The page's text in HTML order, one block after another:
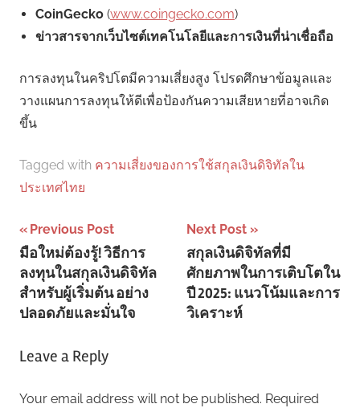
CoinGecko (www.coingecko.com)
ข่าวสารจากเว็บไซต์เทคโนโลยีและการเงินที่น่าเชื่อถือ
การลงทุนในคริปโตมีความเสี่ยงสูง โปรดศึกษาข้อมูลและ
วางแผนการลงทุนให้ดีเพื่อป้องกันความเสียหายที่อาจเกิด
ขึ้น
Tagged with ความเสี่ยงของการใช้สกุลเงินดิจิทัลใน
ประเทศไทย
Post
navigation
Previous Post
มือใหม่ต้องรู้! วิธีการ
ลงทุนในสกุลเงินดิจิทัล
สำหรับผู้เริ่มต้น อย่าง
ปลอดภัยและมั่นใจ
Next Post
สกุลเงินดิจิทัลที่มี
ศักยภาพในการเติบโตใน
ปี 2025: แนวโน้มและการ
วิเคราะห์
Leave a Reply
Your email address will not be published. Required